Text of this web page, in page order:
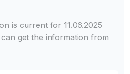
is current for 11.06.2025
get the information from